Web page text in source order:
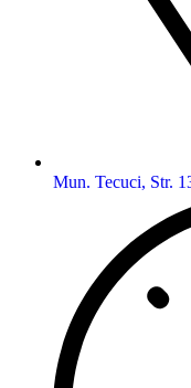
Mun. Tecuci, Str.